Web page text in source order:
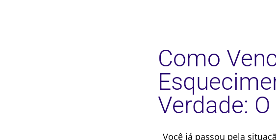
Como
Verdade:
Você já passou pela